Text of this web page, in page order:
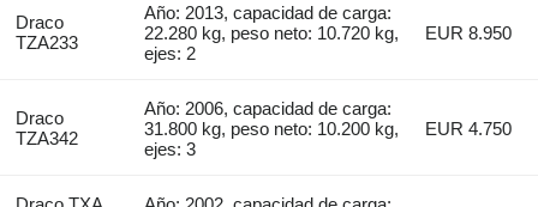
Draco
TZA233
Año: 2013, capacidad de carga:
22.280 kg, peso neto: 10.720 kg,
ejes: 2
EUR 8.950
Draco
TZA342
Año: 2006, capacidad de carga:
31.800 kg, peso neto: 10.200 kg,
ejes: 3
EUR 4.750